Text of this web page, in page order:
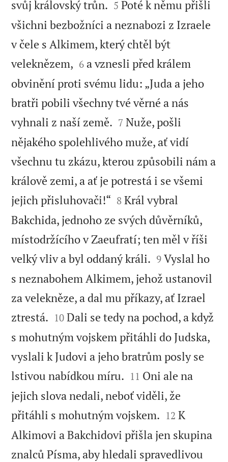
svůj královský trůn. 

5 Poté k němu přišli
všichni bezbožníci a neznabozi z Izraele
v čele s Alkimem, který chtěl být
veleknězem, 

6 a vznesli před králem
obvinění proti svému lidu: „Juda a jeho
bratři pobili všechny tvé věrné a nás
vyhnali z naší země. 

7 Nuže, pošli
nějakého spolehlivého muže, ať vidí
všechnu tu zkázu, kterou způsobili nám a
králově zemi, a ať je potrestá i se všemi
jejich přisluhovači!“ 

8 Král vybral
Bakchida, jednoho ze svých důvěrníků,
místodržícího v Zaeufratí; ten měl v říši
velký vliv a byl oddaný králi. 

9 Vyslal ho
s neznabohem Alkimem, jehož ustanovil
za velekněze, a dal mu příkazy, ať Izrael
ztrestá. 

10 Dali se tedy na pochod, a když
s mohutným vojskem přitáhli do Judska,
vyslali k Judovi a jeho bratrům posly se
lstivou nabídkou míru. 

11 Oni ale na
jejich slova nedali, neboť viděli, že
přitáhli s mohutným vojskem. 

12 K
Alkimovi a Bakchidovi přišla jen skupina
znalců Písma, aby hledali spravedlivou